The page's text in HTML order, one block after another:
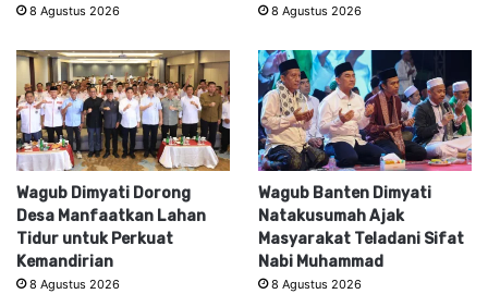
8 Agustus 2026 8 Agustus 2026
Wagub Dimyati Dorong
Desa Manfaatkan Lahan
Tidur untuk Perkuat
Kemandirian
8 Agustus 2026
Wagub Banten Dimyati
Natakusumah Ajak
Masyarakat Teladani Sifat
Nabi Muhammad
8 Agustus 2026